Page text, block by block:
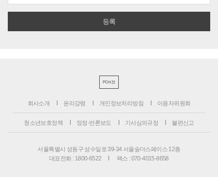
PC버전
회사소개 윤리강령 개인정보처리방침 이용자위원회
청소년보호정책 정정·반론보도 기사심의규정 불편신고
서울특별시 성동구 성수일로 39-34 서울숲더스페이스 12층
대표전화 : 1800-6522
팩스 : 070-4015-8658